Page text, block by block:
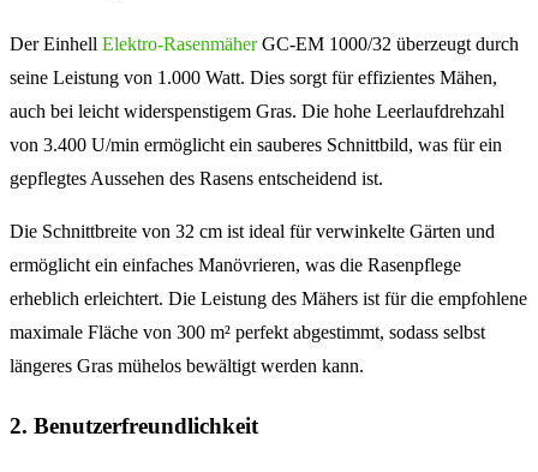
Der Einhell Elektro-RasenmäherGC-EM 1000/32 überzeugt durch
seine Leistung von 1.000 Watt. Dies sorgt für effizientes Mähen,
auch bei leicht widerspenstigem Gras. Die hohe Leerlaufdrehzahl
von 3.400 U/min ermöglicht ein sauberes Schnittbild, was für ein
gepflegtes Aussehen des Rasens entscheidend ist.
Die Schnittbreite von 32 cm ist ideal für verwinkelte Gärten und
ermöglicht ein einfaches Manövrieren, was die Rasenpflege
erheblich erleichtert. Die Leistung des Mähers ist für die empfohlene
maximale Fläche von 300 m² perfekt abgestimmt, sodass selbst
längeres Gras mühelos bewältigt werden kann.
2. Benutzerfreundlichkeit